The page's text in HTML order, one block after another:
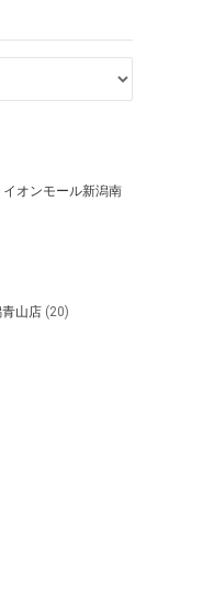
オンモール新潟南
山店 (20)